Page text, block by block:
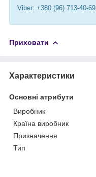
Viber: +380 (96) 713-40-69
Приховати
Характеристики
Основні атрибути
Виробник
Країна виробник
Призначення
Тип